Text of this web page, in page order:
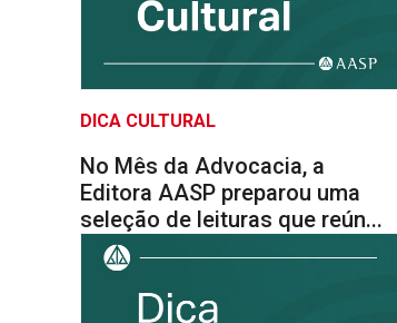
DICA CULTURAL
No Mês da Advocacia, a
Editora AASP preparou uma
seleção de leituras que reún...